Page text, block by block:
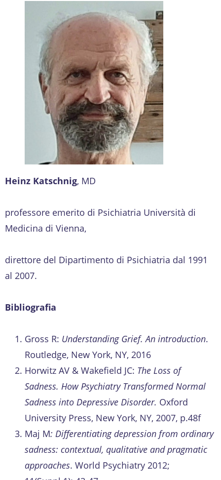
Heinz Katschnig, MD
professore emerito di Psichiatria Università di
Medicina di Vienna,
direttore del Dipartimento di Psichiatria dal 1991
al 2007.
Bibliografia
Gross R: Understanding Grief. An introduction.
Routledge, New York, NY, 2016
Horwitz AV & Wakefield JC: The Loss of
Sadness. How Psychiatry Transformed Normal
Sadness into Depressive Disorder. Oxford
University Press, New York, NY, 2007, p.48f
Maj M: Differentiating depression from ordinary
sadness: contextual, qualitative and pragmatic
approaches. World Psychiatry 2012;